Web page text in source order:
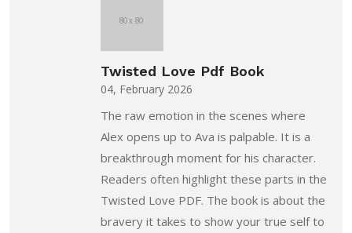
Twisted Love Pdf Book
04, February 2026
The raw emotion in the scenes where
Alex opens up to Ava is palpable. It is a
breakthrough moment for his character.
Readers often highlight these parts in the
Twisted Love PDF. The book is about the
bravery it takes to show your true self to